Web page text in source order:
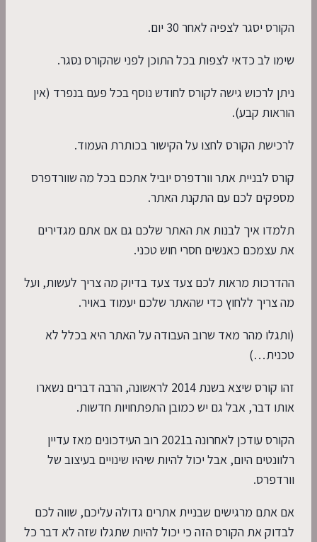
הקורס יסגר לצפיה לאחר 30 יום.
שימו לב כדאי לצפות בכל התוכן לפני שהקורס נסגר.
ניתן לרכוש גישה לקורס לחודש נוסף בכל פעם בנפרד (אין
הוראות קבע).
לרכישת הקורס לחצו על הקישור בכותרת העמוד.
קורס לבניית אתר וורדפרס יוביל אתכם בכל מה שוורדפרס
מספקים לכם עם התקנת האתר.
תלמדו איך לבנות את האתר שלכם גם אם אתם מגדירים
את עצמכם כאנשים חסרי חוש טכני.
ההדרכות מראות לכם צעד צעד בדיוק מה צריך לעשות, ועל
מה צריך ללחוץ כדי שהאתר שלכם יעמוד באויר.
(ותגלו מהר מאד שרוב העבודה על האתר היא בכלל לא
טכנית…)
זהו קורס שיצא בשנת 2014 לראשונה, הרבה דברים נשארו
אותו דבר, אבל גם יש כמובן התפתחויות חדשות.
הקורס עודכן לאחרונה ב2021 רוב העידכונים מאז עדיין
רלוונטים היום, אבל יכול להיות שיהיו שינויים בעיצוב של
וורדפרס.
אם אתם מרגישים שבניית אתרים גדולה עליכם, שווה לכם
לבדוק את הקורס הזה כי יכול להיות שתגלו שזה לא דבר כל